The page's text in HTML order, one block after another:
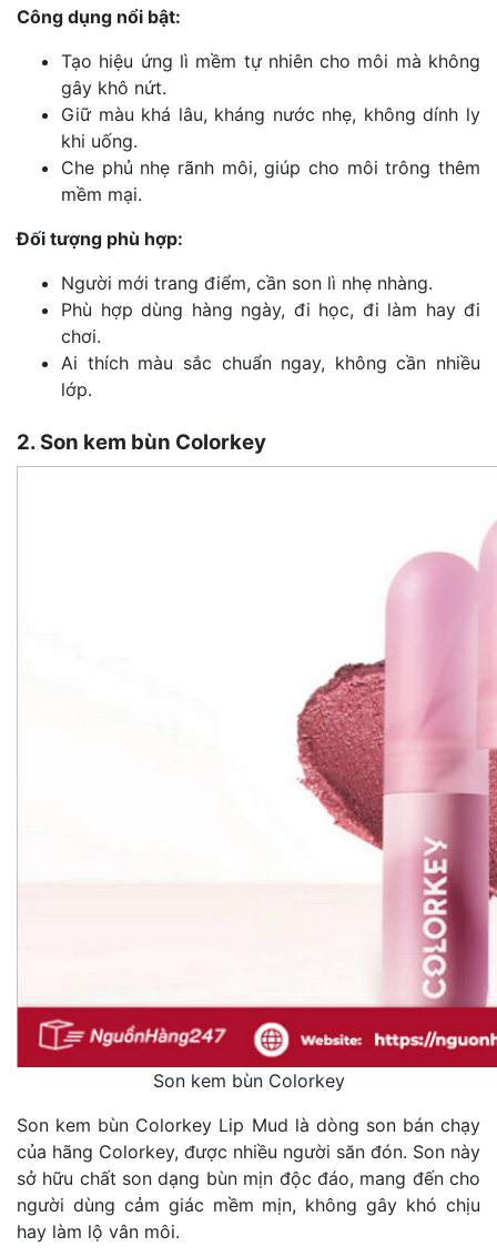
Công dụng nổi bật:
Tạo hiệu ứng lì mềm tự nhiên cho môi mà không
gây khô nứt.
Giữ màu khá lâu, kháng nước nhẹ, không dính ly
khi uống.
Che phủ nhẹ rãnh môi, giúp cho môi trông thêm
mềm mại.
Đối tượng phù hợp:
Người mới trang điểm, cần son lì nhẹ nhàng.
Phù hợp dùng hàng ngày, đi học, đi làm hay đi
chơi.
Ai thích màu sắc chuẩn ngay, không cần nhiều
lớp.
2. Son kem bùn Colorkey
Son kem bùn Colorkey
Son kem bùn Colorkey Lip Mud là dòng son bán chạy
của hãng Colorkey, được nhiều người săn đón. Son này
sở hữu chất son dạng bùn mịn độc đáo, mang đến cho
người dùng cảm giác mềm mịn, không gây khó chịu
hay làm lộ vân môi.